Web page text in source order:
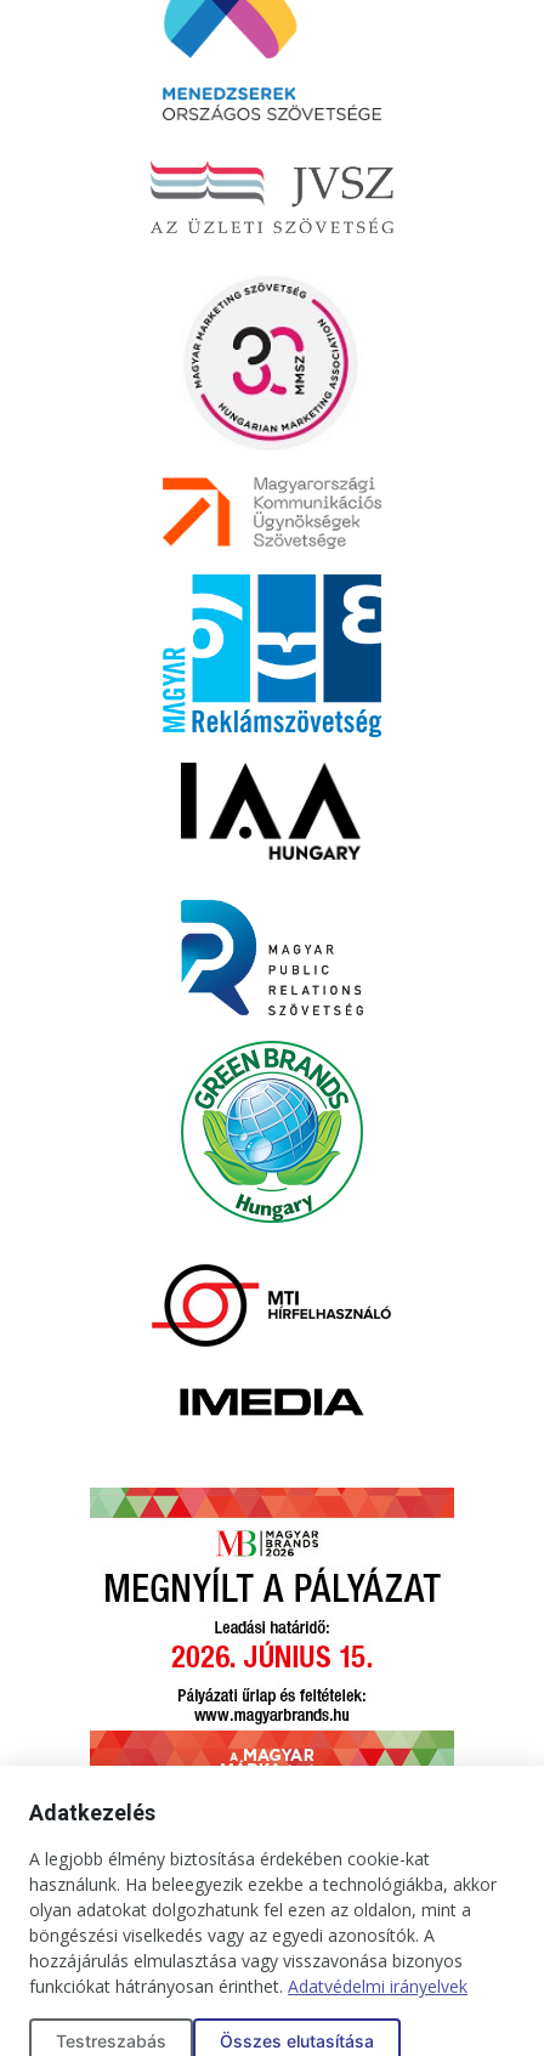
Kapcsolat Impresszum Médiaajánlat
Jogi tudnivalók
Adatkezelési tájékoztató
Copyright © 2025. Minden jog fenntartva. onBRANDS
Adatkezelés
A legjobb élmény biztosítása érdekében cookie-kat
használunk. Ha beleegyezik ezekbe a technológiákba, akkor
olyan adatokat dolgozhatunk fel ezen az oldalon, mint a
böngészési viselkedés vagy az egyedi azonosítók. A
hozzájárulás elmulasztása vagy visszavonása bizonyos
funkciókat hátrányosan érinthet. Adatvédelmi irányelvek
Testreszabás Összes elutasítása